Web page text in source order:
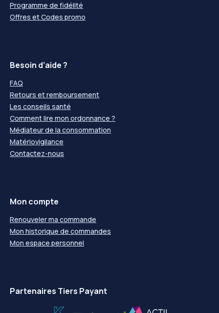
Programme de fidélité
Offres et Codes promo
Besoin d’aide ?
FAQ
Retours et remboursement
Les conseils santé
Comment lire mon ordonnance ?
Médiateur de la consommation
Matériovigilance
Contactez-nous
Mon compte
Renouveler ma commande
Mon historique de commandes
Mon espace personnel
Partenaires Tiers Payant